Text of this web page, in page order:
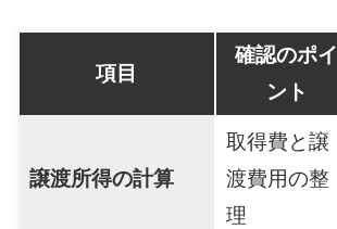
項目
確認のポイ
ント
譲渡所得の計算
取得費と譲
渡費用の整
理